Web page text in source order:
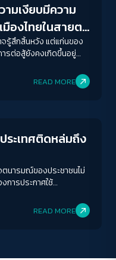
ามเงียบมีความ
มืองไทยในสายตา
จรู้สึกสิ้นหวัง แต่แก่นของ
ารต่อสู้ยังคงเกิดขึ้นอยู่
ต
READ MORE
ระเทศติดหล่มถึง
นารมณ์ของประชาชนไม่
การประกาศใช้
มนูญได้มอบไว้ ก็ถูกผู้แสดง
READ MORE
ก มากที่สุด
Deutan Tritan